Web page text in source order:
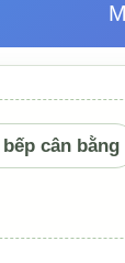
cân bằng